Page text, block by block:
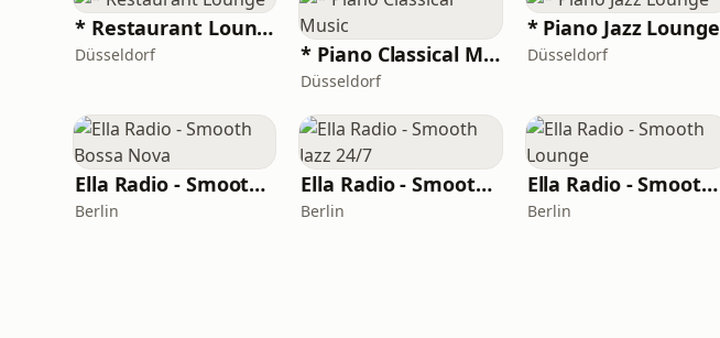
* Restaurant Lounge
Düsseldorf * Piano Classical Music
Düsseldorf
* Piano Jazz Lounge
Düsseldorf
Ella Radio - Smooth Bossa Nova
Berlin
Ella Radio - Smooth Jazz 24/7
Berlin
Ella Radio - Smooth Lounge
Berlin